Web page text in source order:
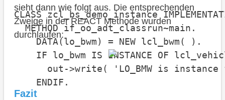
CLASS zcl_bs_demo_instance
METHOD if_oo_adt_classrun~main.
DATA(lo_bwm) = NEW lcl_bwm( ).
IF lo_bwm IS INSTANCE OF
out->write( 'LO_BMW is instance
ENDIF.
sieht dann wie folgt aus. Die entsprechenden
Zweige in der REACT Methode wurden
durchlaufen:
Fazit